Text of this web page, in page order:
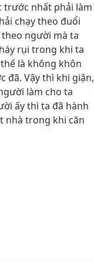
trước nhất phải làm
chạy theo đuổi
người mà ta
rụi trong khi ta
là không khôn
đã. Vậy thì khi giận,
làm cho ta
ấy thì ta đã hành
nhà trong khi căn